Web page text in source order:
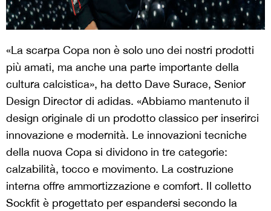
«La scarpa Copa non è solo uno dei nostri prodotti
più amati, ma anche una parte importante della
cultura calcistica», ha detto Dave Surace, Senior
Design Director di adidas. «Abbiamo mantenuto il
design originale di un prodotto classico per inserirci
innovazione e modernità. Le innovazioni tecniche
della nuova Copa si dividono in tre categorie:
calzabilità, tocco e movimento. La costruzione
interna offre ammortizzazione e comfort. Il colletto
Sockfit è progettato per espandersi secondo la